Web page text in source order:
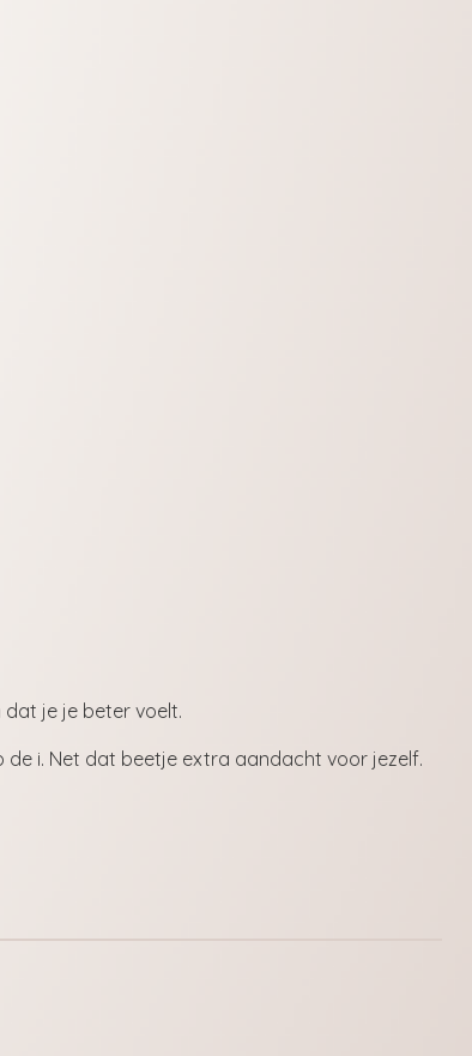
je je beter voelt.
i. Net dat beetje extra aandacht voor jezelf.